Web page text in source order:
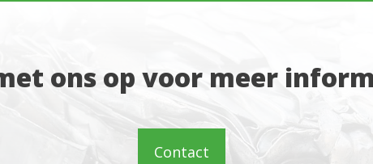
ons op voor meer
Contact